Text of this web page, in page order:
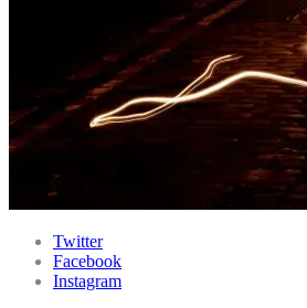
Twitter
Facebook
Instagram